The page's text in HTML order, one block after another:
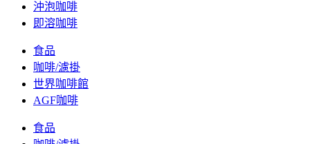
沖泡咖啡
即溶咖啡
食品
咖啡/濾掛
世界咖啡館
AGF咖啡
食品